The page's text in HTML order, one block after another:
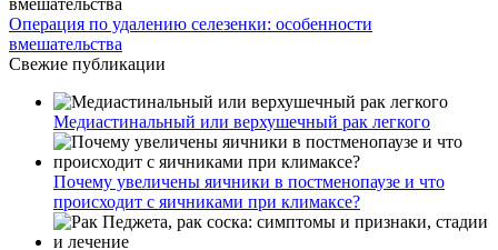
Операция по удалению селезенки: особенности
вмешательства
Свежие публикации
Медиастинальный или верхушечный рак легкого
Почему увеличены яичники в постменопаузе и что
происходит с яичниками при климаксе?